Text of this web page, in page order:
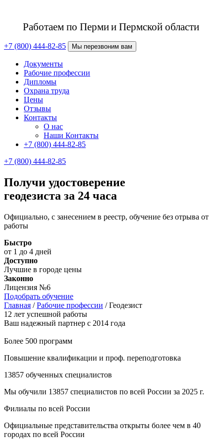
Работаем по Пермии Пермской области
+7 (800) 444-82-85 Мы перезвоним вам
Документы
Рабочие профессии
Дипломы
Охрана труда
Цены
Отзывы
Контакты
О нас
Наши Контакты
+7 (800) 444-82-85
+7 (800) 444-82-85
Получи удостоверение
геодезиста за 24 часа
Официально, с занесением в реестр, обучение без отрыва от
работы
Быстро
от 1 до 4 дней
Доступно
Лучшие в городе цены
Законно
Лицензия №6
Подобрать обучение
Главная /Рабочие профессии /Геодезист
12 лет успешной работы
Ваш надежный партнер с 2014 года
Более 500 программ
Повышение квалификации и проф. переподготовка
13857 обученных специалистов
Мы обучили 13857 специалистов по всей России за 2025 г.
Филиалы по всей России
Официальные представительства открыты более чем в 40
городах по всей России